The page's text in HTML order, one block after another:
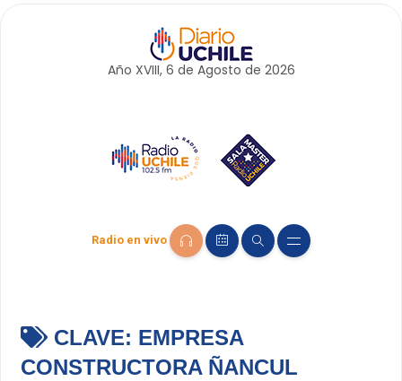
Año XVIII, 6 de Agosto de 2026
Radio en vivo
CLAVE: EMPRESA
CONSTRUCTORA ÑANCUL